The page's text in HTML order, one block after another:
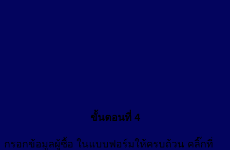
ขั้นตอนที่ 4
กรอกข้อมูลผู้ซื้อ ในแบบฟอร์มให้ครบถ้วน คลิ๊กที่